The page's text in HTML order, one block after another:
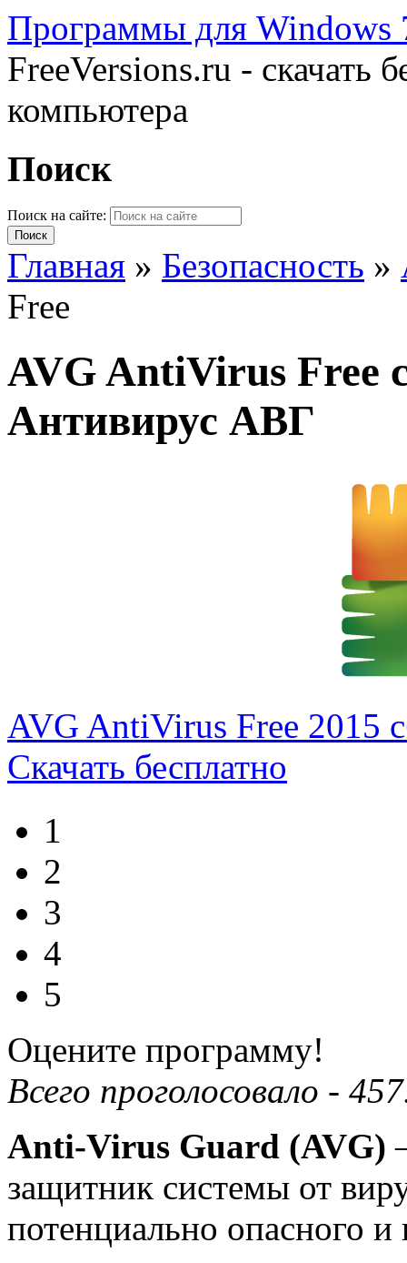
Программы для Windows
FreeVersions.ru - скачать
компьютера
Поиск
Поиск на сайте:
Главная » Безопасность »
Free
AVG AntiVirus Free
Антивирус АВГ
AVG AntiVirus Free 2015
Скачать бесплатно
1
2
3
4
5
Оцените программу!
Всего проголосовало - 457
Anti-Virus Guard (AVG)
защитник системы от
потенциально опасного